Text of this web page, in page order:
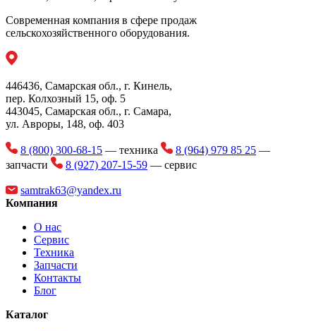
Механическая блокировка камеры
Указатель заполнения камеры.
Выталкиватель рулона. Выкатывает рулон из зоны
работы камеры, что позволяет начать процесс закрытия
камеры без необходимости отъезда от выбрасываемого
рулона.
Возможность регулировки дышла позволяет
Регулировка высоты работы подборщика.
Обновленная конструкция подборщика. Использование
необслуживаемых подшипников вместо втулок
увеличивает слок службы подборщика, а так же,
упрощает его техническое обслуживание
Шум (уровень акустического давления) не превышает 76
Скорость ВОМ (об./мин)
Ширина подборщика (мм)
Шины
Современная компания в сфере продаж
сельскохозяйственного оборудования.
446436, Самарская обл., г. Кинель,
пер. Колхозный 15, оф. 5
443045, Самарская обл., г. Самара,
ул. Авроры, 148, оф. 403
8 (800) 300-68-15 — техника 8 (964) 979 85 25 —
запчасти
8 (927) 207-15-59 — сервис
samtrak63@yandex.ru
Компания
О нас
Сервис
Техника
Запчасти
Контакты
Блог
Каталог